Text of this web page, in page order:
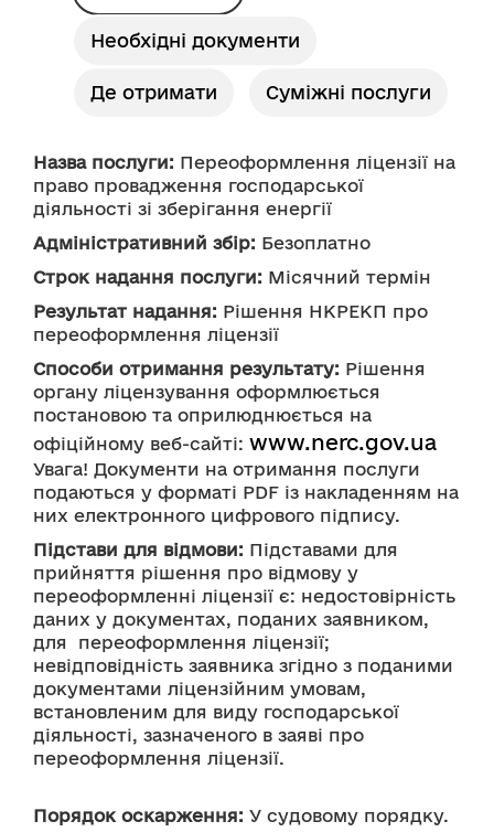
Необхідні документи
Де отримати Суміжні послуги
Назва послуги: Переоформлення ліцензії на
право провадження господарської
діяльності зі зберігання енергії
Адміністративний збір: Безоплатно
Строк надання послуги: Місячний термін
Результат надання: Рішення НКРЕКП про
переоформлення ліцензії
Способи отримання результату: Рішення
органу ліцензування оформлюється
постановою та оприлюднюється на
офіційному веб-сайті: www.nerc.gov.ua
Увага! Документи на отримання послуги
подаються у форматі PDF із накладенням на
них електронного цифрового підпису.
Підстави для відмови: Підставами для
прийняття рішення про відмову у
переоформленні ліцензії є: недостовірність
даних у документах, поданих заявником,
для  переоформлення ліцензії;
невідповідність заявника згідно з поданими
документами ліцензійним умовам,
встановленим для виду господарської
діяльності, зазначеного в заяві про
переоформлення ліцензії.
Порядок оскарження: У судовому порядку.